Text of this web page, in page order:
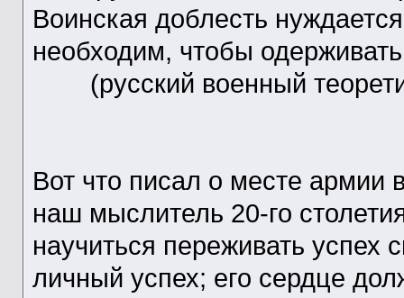
Воинская доблесть
необходим, чтобы
(русский военный
Вот что писал о месте армии
наш мыслитель 20-го
научиться переживать успех
личный успех; его сердце